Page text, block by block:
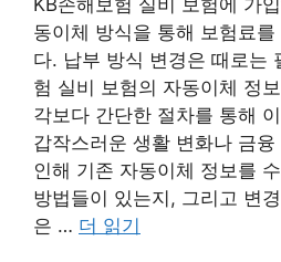
KB손해보험 실비 보험에 가
동이체 방식을 통해 보험료
다. 납부 방식 변경은 때로는
험 실비 보험의 자동이체 정
각보다 간단한 절차를 통해
갑작스러운 생활 변화나 금
인해 기존 자동이체 정보를
방법들이 있는지, 그리고 변
은 … 더 읽기